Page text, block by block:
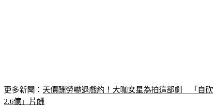
更多新聞： 天價酬勞嚇退戲約！大咖女星為拍這部劇　「自砍
2.6億」片酬